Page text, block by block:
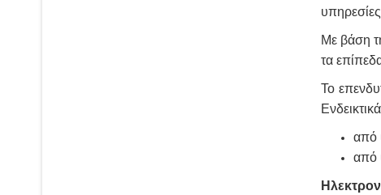
Με βάση
τα
Το
από
από